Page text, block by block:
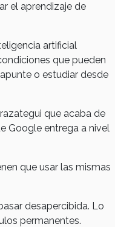
el aprendizaje de
artificial
que pueden
o estudiar desde
que acaba de
Google entrega a nivel
que usar las mismas
desapercibida. Lo
permanentes.